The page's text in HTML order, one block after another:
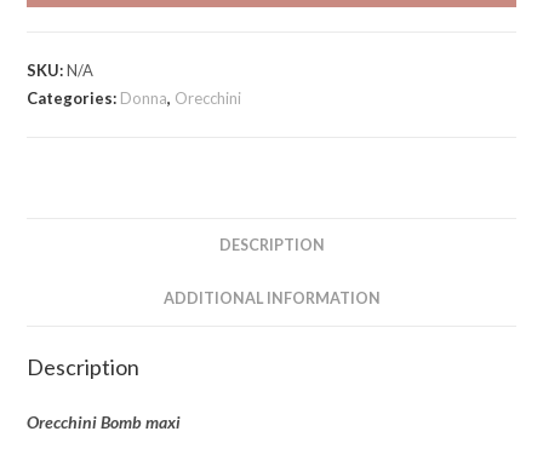
SKU:N/A
Categories: Donna, Orecchini
DESCRIPTION
ADDITIONAL INFORMATION
Description
Orecchini Bomb maxi